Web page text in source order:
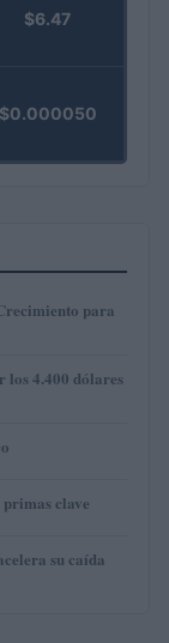
$6.47
$0.000050
para
los 4.400 dólares
clave
su caída